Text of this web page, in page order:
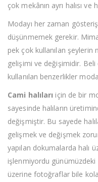
çok mekânın ayrı halısı ve
Modayı her zaman
düşünmemek gerekir.
pek çok kullanılan şeylerin
gelişimi ve değişimidir.
kullanılan benzerlikler
Cami halıları için de bir
sayesinde halıların
değişmiştir. Bu sayede
gelişmek ve değişmek
yapılan dokumalarda halı
işlenmiyordu günümüzdeki
üzerine fotoğraflar bile